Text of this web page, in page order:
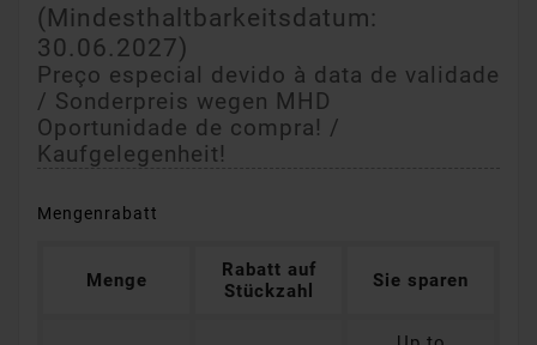
(Mindesthaltbarkeitsdatum:
30.06.2027)
Preço especial devido à data de validade
/ Sonderpreis wegen MHD
Oportunidade de compra! /
Kaufgelegenheit!
Mengenrabatt
Menge
Rabatt auf
Stückzahl
Sie sparen